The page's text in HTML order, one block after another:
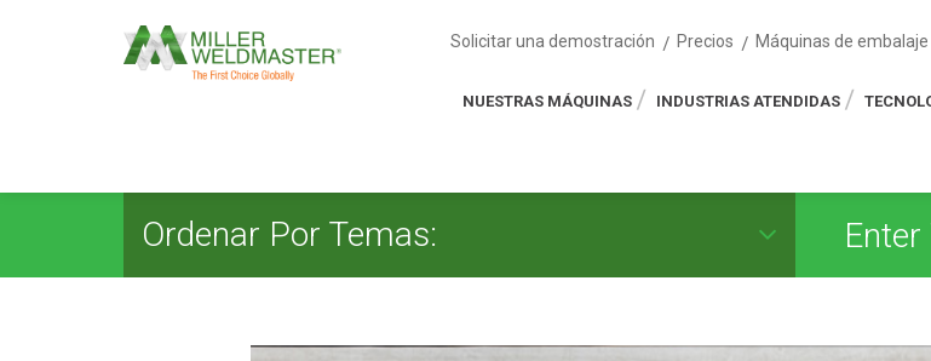
Solicitar una demostración Precios Máquinas de embalaje
NUESTRAS MÁQUINAS INDUSTRIAS ATENDIDAS
Ordenar Por Temas: